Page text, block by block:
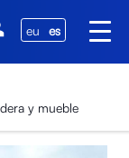
eu es
y mueble